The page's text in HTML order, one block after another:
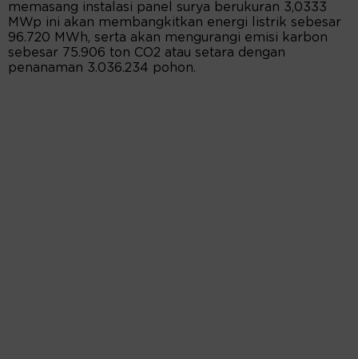
memasang instalasi panel surya berukuran 3,0333
MWp ini akan membangkitkan energi listrik sebesar
96.720 MWh, serta akan mengurangi emisi karbon
sebesar 75.906 ton CO2 atau setara dengan
penanaman 3.036.234 pohon.